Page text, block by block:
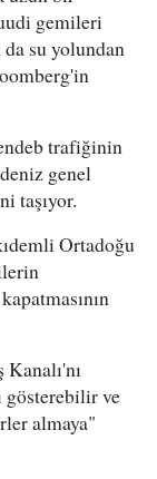
gemileri
su yolundan
trafiğinin
genel
taşıyor.
Ortadoğu
Kanalı'nı
gösterebilir ve
almaya"